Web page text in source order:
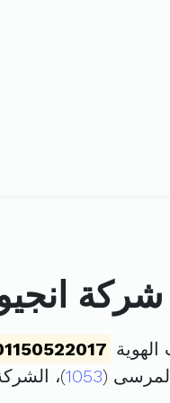
شركة
(
1053)،